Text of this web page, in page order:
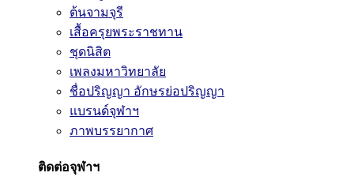
ต้นจามจุรี
เสื้อครุยพระราชทาน
ชุดนิสิต
เพลงมหาวิทยาลัย
ชื่อปริญญา อักษรย่อปริญญา
แบรนด์จุฬาฯ
ภาพบรรยากาศ
ติดต่อจุฬาฯ